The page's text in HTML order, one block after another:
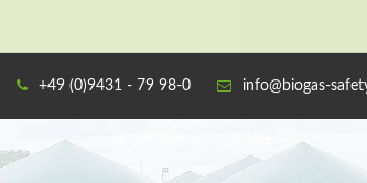
+49 (0)9431 - 79 98-0 info@biogas-